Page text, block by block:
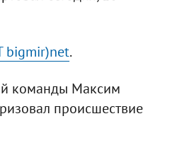
bigmir)net.
команды Максим
происшествие